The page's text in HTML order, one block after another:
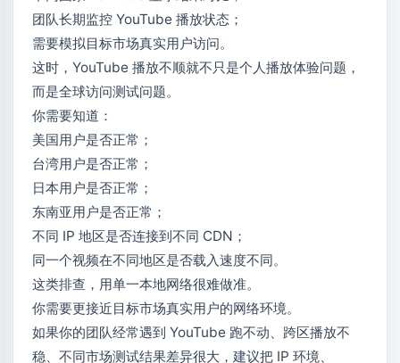
团队长期监控 YouTube 播放状态；
需要模拟目标市场真实用户访问。
这时，YouTube 播放不顺就不只是个人播放体验问题，
而是全球访问测试问题。
你需要知道：
美国用户是否正常；
台湾用户是否正常；
日本用户是否正常；
东南亚用户是否正常；
不同 IP 地区是否连接到不同 CDN；
同一个视频在不同地区是否载入速度不同。
这类排查，用单一本地网络很难做准。
你需要更接近目标市场真实用户的网络环境。
如果你的团队经常遇到 YouTube 跑不动、跨区播放不
稳、不同市场测试结果差异很大，建议把 IP 环境、